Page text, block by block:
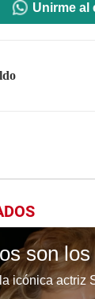
Unirme al